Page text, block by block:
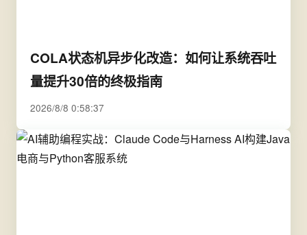
COLA状态机异步化改造：如何让系统吞吐
量提升30倍的终极指南
2026/8/8 0:58:37